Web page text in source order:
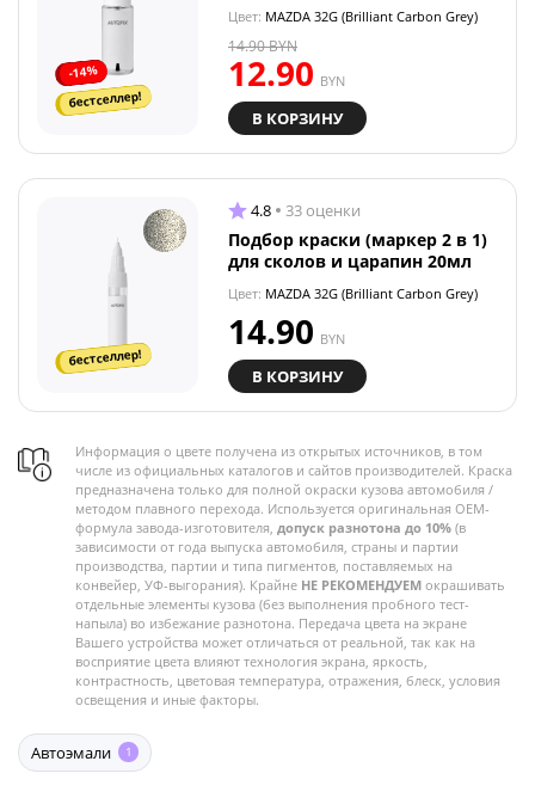
-14%
бестселлер!
Цвет: MAZDA 32G (Brilliant Carbon Grey)
12.90 BYN
14.90BYN
В КОРЗИНУ
бестселлер!
4.8 33 оценки
Подбор краски (маркер 2 в 1)
для сколов и царапин 20мл
Цвет: MAZDA 32G (Brilliant Carbon Grey)
14.90 BYN
В КОРЗИНУ
Информация о цвете получена из открытых источников, в том
числе из официальных каталогов и сайтов производителей. Краска
предназначена только для полной окраски кузова автомобиля /
методом плавного перехода. Используется оригинальная OEM-
формула завода-изготовителя, допуск разнотона до 10% (в
зависимости от года выпуска автомобиля, страны и партии
производства, партии и типа пигментов, поставляемых на
конвейер, УФ-выгорания). Крайне НЕ РЕКОМЕНДУЕМ окрашивать
отдельные элементы кузова (без выполнения пробного тест-
напыла) во избежание разнотона. Передача цвета на экране
Вашего устройства может отличаться от реальной, так как на
восприятие цвета влияют технология экрана, яркость,
контрастность, цветовая температура, отражения, блеск, условия
освещения и иные факторы.
Автоэмали 1